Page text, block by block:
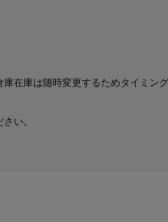
在庫は随時変更するためタイミン
い。